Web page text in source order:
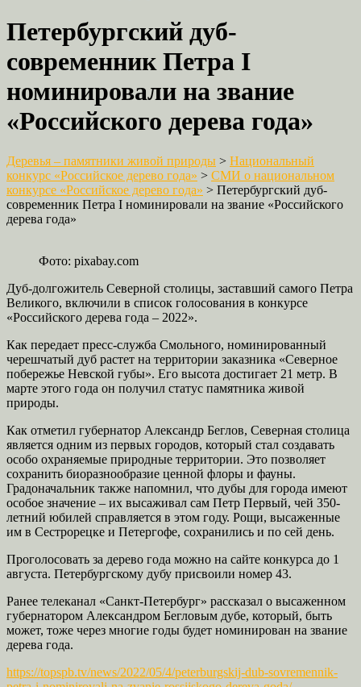
Петербургский дуб-
современник Петра I
номинировали на звание
«Российского дерева года»
Деревья – памятники живой природы > Национальный
конкурс «Российское дерево года» > СМИ о национальном
конкурсе «Российское дерево года» > Петербургский дуб-
современник Петра I номинировали на звание «Российского
дерева года»
Фото: pixabay.com
Дуб-долгожитель Северной столицы, заставший самого Петра
Великого, включили в список голосования в конкурсе
«Российского дерева года – 2022».
Как передает пресс-служба Смольного, номинированный
черешчатый дуб растет на территории заказника «Северное
побережье Невской губы». Его высота достигает 21 метр. В
марте этого года он получил статус памятника живой
природы.
Как отметил губернатор Александр Беглов, Северная столица
является одним из первых городов, который стал создавать
особо охраняемые природные территории. Это позволяет
сохранить биоразнообразие ценной флоры и фауны.
Градоначальник также напомнил, что дубы для города имеют
особое значение – их высаживал сам Петр Первый, чей 350-
летний юбилей справляется в этом году. Рощи, высаженные
им в Сестрорецке и Петергофе, сохранились и по сей день.
Проголосовать за дерево года можно на сайте конкурса до 1
августа. Петербургскому дубу присвоили номер 43.
Ранее телеканал «Санкт-Петербург» рассказал о высаженном
губернатором Александром Бегловым дубе, который, быть
может, тоже через многие годы будет номинирован на звание
дерева года.
https://topspb.tv/news/2022/05/4/peterburgskij-dub-sovremennik-